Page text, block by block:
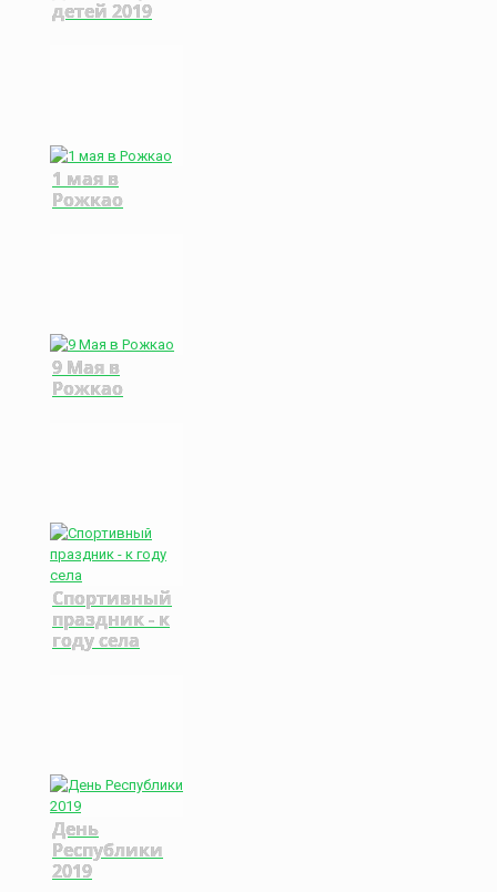
детей 2019
1 мая в
Рожкао
9 Мая в
Рожкао
Спортивный
праздник - к
году села
День
Республики
2019